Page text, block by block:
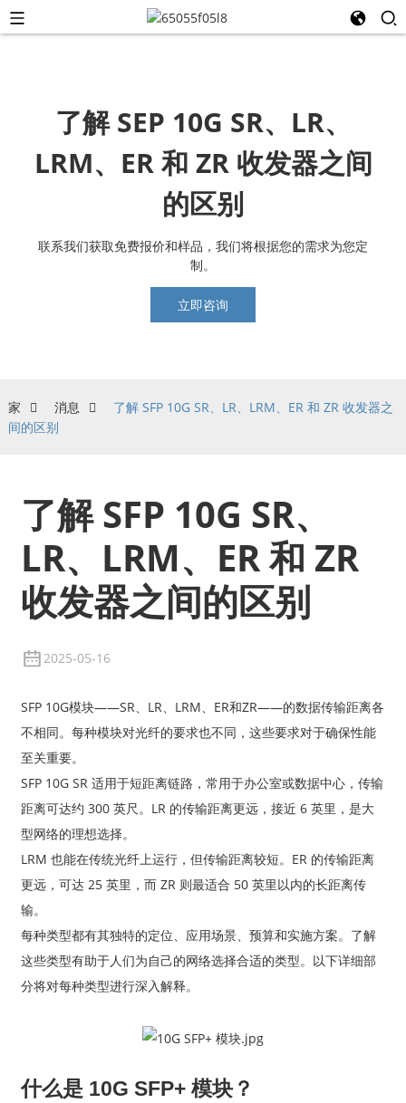
了解 SEP 10G SR、LR、
LRM、ER 和 ZR 收发器之间
的区别
联系我们获取免费报价和样品，我们将根据您的需求为您定
制。
立即咨询
家 消息
了解 SFP 10G SR、LR、LRM、ER 和 ZR 收发器之
间的区别
了解 SFP 10G SR、
LR、LRM、ER 和 ZR
收发器之间的区别
2025-05-16
SFP 10G模块——SR、LR、LRM、ER和ZR——的数据传输距离各
不相同。每种模块对光纤的要求也不同，这些要求对于确保性能
至关重要。
SFP 10G SR 适用于短距离链路，常用于办公室或数据中心，传输
距离可达约 300 英尺。LR 的传输距离更远，接近 6 英里，是大
型网络的理想选择。
LRM 也能在传统光纤上运行，但传输距离较短。ER 的传输距离
更远，可达 25 英里，而 ZR 则最适合 50 英里以内的长距离传
输。
每种类型都有其独特的定位、应用场景、预算和实施方案。了解
这些类型有助于人们为自己的网络选择合适的类型。以下详细部
分将对每种类型进行深入解释。
什么是 10G SFP+ 模块？